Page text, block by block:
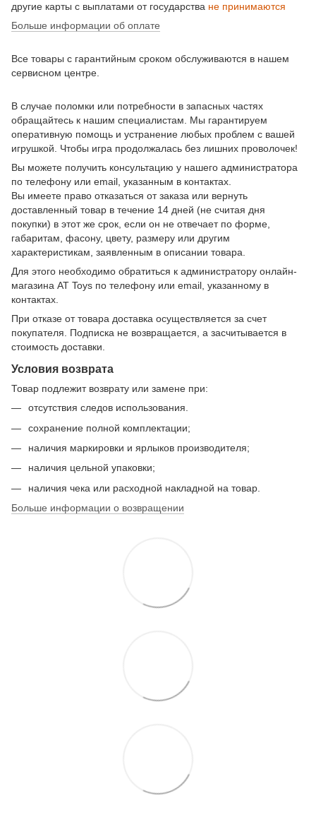
другие карты с выплатами от государства не принимаются
Больше информации об оплате
Все товары с гарантийным сроком обслуживаются в нашем
сервисном центре.
В случае поломки или потребности в запасных частях
обращайтесь к нашим специалистам. Мы гарантируем
оперативную помощь и устранение любых проблем с вашей
игрушкой. Чтобы игра продолжалась без лишних проволочек!
Вы можете получить консультацию у нашего администратора
по телефону или email, указанным в контактах.
Вы имеете право отказаться от заказа или вернуть
доставленный товар в течение 14 дней (не считая дня
покупки) в этот же срок, если он не отвечает по форме,
габаритам, фасону, цвету, размеру или другим
характеристикам, заявленным в описании товара.
Для этого необходимо обратиться к администратору онлайн-
магазина AT Toys по телефону или email, указанному в
контактах.
При отказе от товара доставка осуществляется за счет
покупателя. Подписка не возвращается, а засчитывается в
стоимость доставки.
Условия возврата
Товар подлежит возврату или замене при:
отсутствия следов использования.
сохранение полной комплектации;
наличия маркировки и ярлыков производителя;
наличия цельной упаковки;
наличия чека или расходной накладной на товар.
Больше информации о возвращении